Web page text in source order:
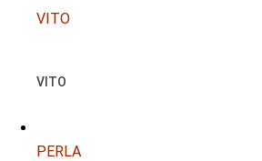
VITO
VITO
PERLA